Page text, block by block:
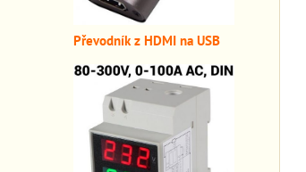
Převodník z HDMI na USB